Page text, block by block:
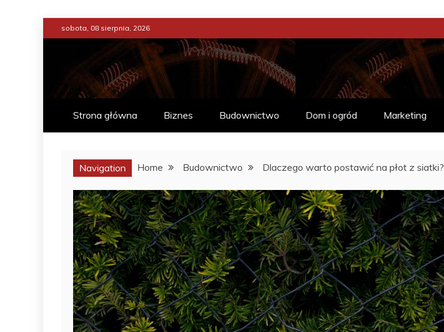
to
sobota, 08 sierpnia, 2026
ENCYKLOPEDIA ŻYCIA
CO WARTO W ŻYCIU WIEDZIEĆ
Strona główna Biznes Budownictwo Dom i ogród Marketing
Navigation Home Budownictwo Dlaczego warto postawić na płot z siatki?